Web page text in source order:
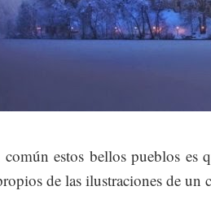
estos bellos pueblos es
de las ilustraciones de un